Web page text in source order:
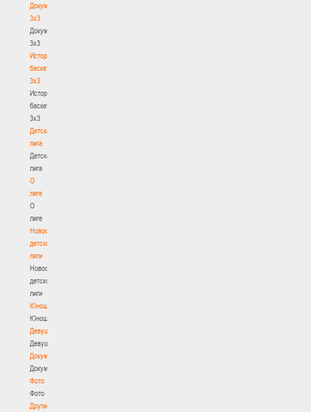
Документы
3х3
Документы
3х3
История
баскетбола
3х3
История
баскетбола
3х3
Детская
лига
Детская
лига
О
лиге
О
лиге
Новости
детской
лиги
Новости
детской
лиги
Юноши
Юноши
Девушки
Девушки
Документы
Документы
Фото
Фото
Другие